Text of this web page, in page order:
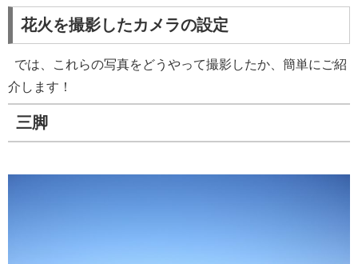
花火を撮影したカメラの設定
では、これらの写真をどうやって撮影したか、簡単にご紹
介します！
三脚